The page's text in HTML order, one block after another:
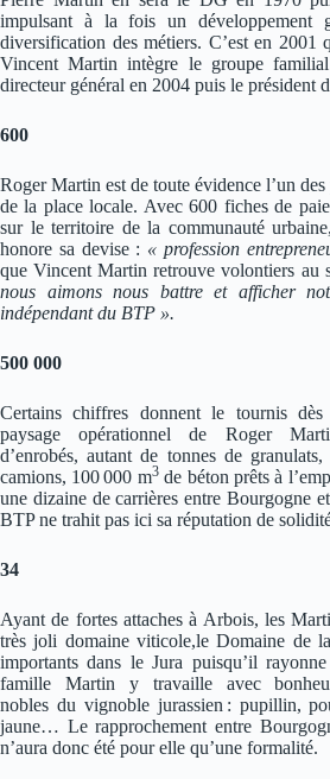
impulsant à la fois un développement
diversification des métiers. C’est en 2001
Vincent Martin intègre le groupe
directeur général en 2004 puis le président
600
Roger Martin est de toute évidence l’un
de la place locale. Avec 600 fiches de
sur le territoire de la communauté
honore sa devise : « profession
que Vincent Martin retrouve volontiers au
nous aimons nous battre et afficher
indépendant du BTP ».
500 000
Certains chiffres donnent le tournis
paysage opérationnel de Roger
d’enrobés, autant de tonnes de
camions, 100 000 m3de béton prêts à
une dizaine de carrières entre Bourgogne
BTP ne trahit pas ici sa réputation de
34
Ayant de fortes attaches à Arbois, les
très joli domaine viticole,le Domaine de
importants dans le Jura puisqu’il
famille Martin y travaille avec
nobles du vignoble jurassien : pupillin,
jaune… Le rapprochement entre
n’aura donc été pour elle qu’une formalité.